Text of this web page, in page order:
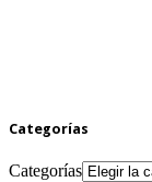
Categorías
Categorías